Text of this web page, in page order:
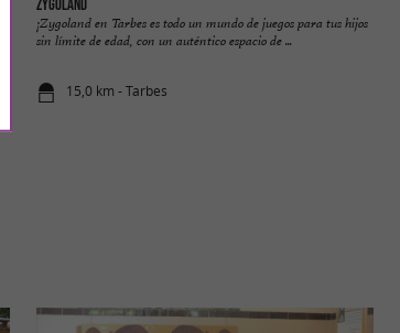
Zygoland
¡Zygoland en Tarbes es todo un mundo de juegos para tus hijos
sin límite de edad, con un auténtico espacio de ...
15,0 km - Tarbes